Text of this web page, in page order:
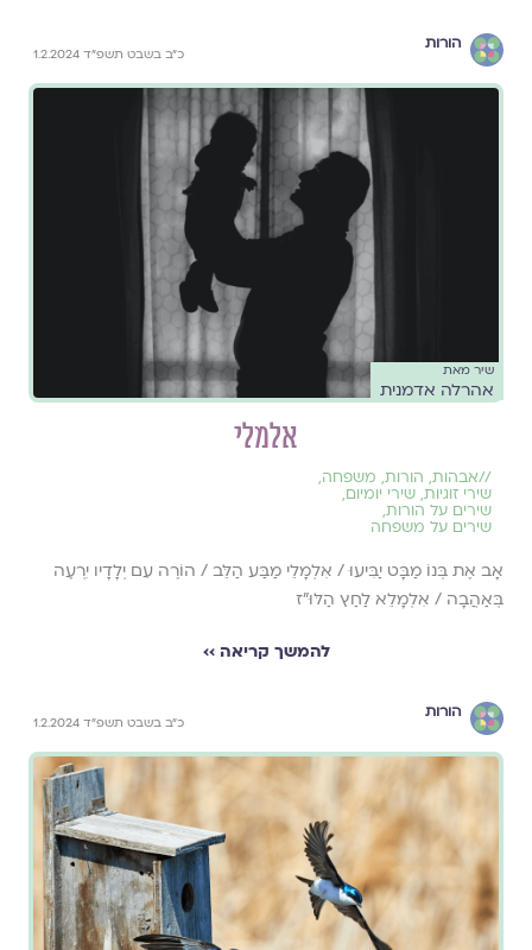
הורות
כ״ב בשבט תשפ״ד 1.2.2024
שיר מאת
אהרלה אדמנית
אלמלי
//אבהות, הורות, משפחה,
שירי זוגיות, שירי יומיום,
שירים על הורות,
שירים על משפחה
אָב אֶת בְּנוֹ מַבָּט יַבִּיעוּ / אִלְמָלֵי מַבַּע הַלֵּב / הוֹרֶה עִם יְלָדָיו יִרְעֶה
בְּאַהֲבָה / אִלְמָלֵא לַחַץ הַלּוּ"ז
להמשך קריאה ››
הורות
כ״ב בשבט תשפ״ד 1.2.2024